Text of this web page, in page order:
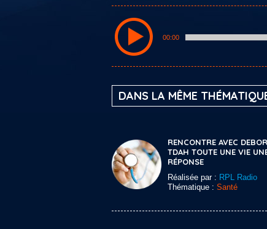
00:00
DANS LA MÊME
RENCONTRE AVEC
TDAH TOUTE UNE VIE
RÉPONSE
Réalisée par : RPL Radio
Thématique : Santé